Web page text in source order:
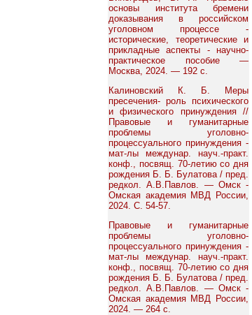
основы института бремени
доказывания в российском
уголовном процессе -
исторические, теоретические и
прикладные аспекты - научно-
практическое пособие —
Москва, 2024. — 192 с.
Калиновский К. Б. Меры
пресечения- роль психического
и физического принуждения //
Правовые и гуманитарные
проблемы уголовно-
процессуального принуждения -
мат-лы междунар. науч.-практ.
конф., посвящ. 70-летию со дня
рождения Б. Б. Булатова / пред.
редкол. А.В.Павлов. — Омск -
Омская академия МВД России,
2024. С. 54-57.
Правовые и гуманитарные
проблемы уголовно-
процессуального принуждения -
мат-лы междунар. науч.-практ.
конф., посвящ. 70-летию со дня
рождения Б. Б. Булатова / пред.
редкол. А.В.Павлов. — Омск -
Омская академия МВД России,
2024. — 264 с.